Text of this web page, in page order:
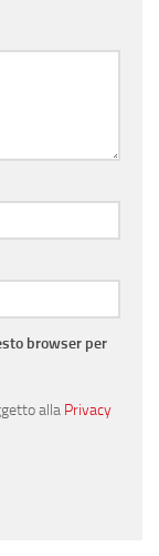
browser per
alla Privacy